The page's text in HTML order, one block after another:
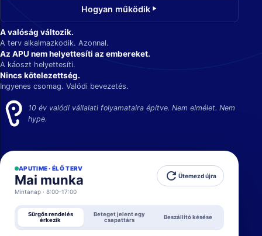
Hogyan működikplay_arrow
A valóság változik.
A terv alkalmazkodik. Azonnal.
Az APU nem helyettesíti az embereket.
A káoszt helyettesíti.
Nincs kötelezettség.
Ingyenes csomag. Valódi bevezetés.
10 év valódi vállalati folyamataira építve. Nem elmélet. Nem
hype.
APUTIME · ÉLŐ TERV
Mai munka
Mintanap · 8:00–17:00
refresh Ütemezd újra
Sürgős rendelés
érkezik
Beteget jelent egy
csapattárs
Beszállító késése